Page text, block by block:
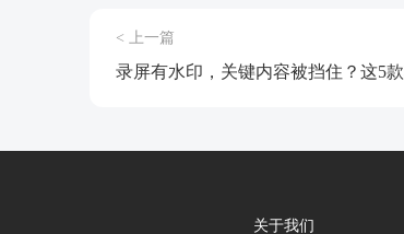
< 上一篇
录屏有水印，关键内容被挡住？这5
关于我们